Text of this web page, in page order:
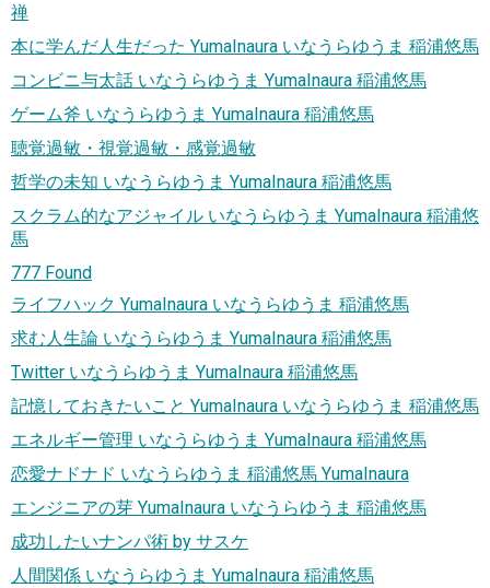
禅
本に学んだ人生だった YumaInaura いなうらゆうま 稲浦悠馬
コンビニ与太話 いなうらゆうま YumaInaura 稲浦悠馬
ゲーム斧 いなうらゆうま YumaInaura 稲浦悠馬
聴覚過敏・視覚過敏・感覚過敏
哲学の未知 いなうらゆうま YumaInaura 稲浦悠馬
スクラム的なアジャイル いなうらゆうま YumaInaura 稲浦悠
馬
777 Found
ライフハック YumaInaura いなうらゆうま 稲浦悠馬
求む人生論 いなうらゆうま YumaInaura 稲浦悠馬
Twitter いなうらゆうま YumaInaura 稲浦悠馬
記憶しておきたいこと YumaInaura いなうらゆうま 稲浦悠馬
エネルギー管理 いなうらゆうま YumaInaura 稲浦悠馬
恋愛ナドナド いなうらゆうま 稲浦悠馬 YumaInaura
エンジニアの芽 YumaInaura いなうらゆうま 稲浦悠馬
成功したいナンパ術 by サスケ
人間関係 いなうらゆうま YumaInaura 稲浦悠馬